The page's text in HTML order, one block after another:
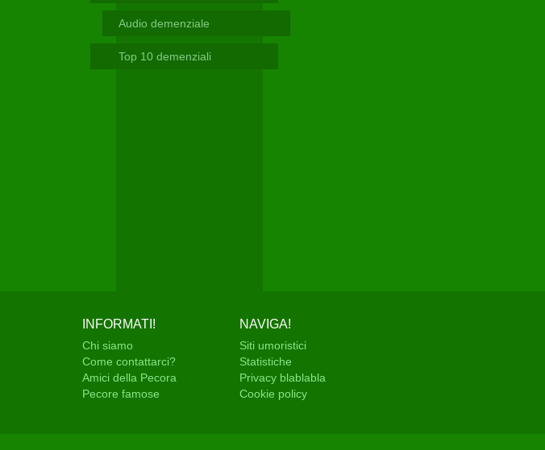
Audio demenziale
Top 10 demenziali
INFORMATI!
Chi siamo
Come contattarci?
Amici della Pecora
Pecore famose
NAVIGA!
Siti umoristici
Statistiche
Privacy blablabla
Cookie policy